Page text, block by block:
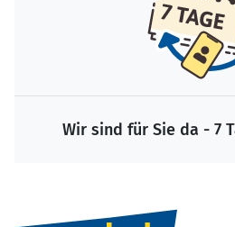
Wir sind für Sie da - 7